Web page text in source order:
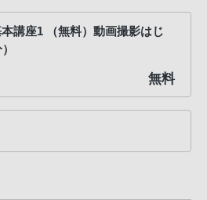
本講座1 （無料）動画撮影はじ
無料